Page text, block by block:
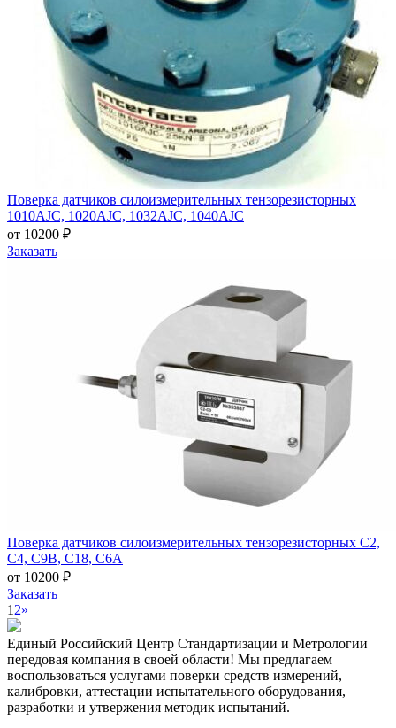
Поверка датчиков силоизмерительных тензорезисторных
1010AJC, 1020AJC, 1032AJC, 1040AJC
от 10200 ₽
Заказать
Поверка датчиков силоизмерительных тензорезисторных C2,
C4, C9B, C18, C6A
от 10200 ₽
Заказать
1 2»
Единый Российский Центр Стандартизации и Метрологии
передовая компания в своей области! Мы предлагаем
воспользоваться услугами поверки средств измерений,
калибровки, аттестации испытательного оборудования,
разработки и утвержения методик испытаний.